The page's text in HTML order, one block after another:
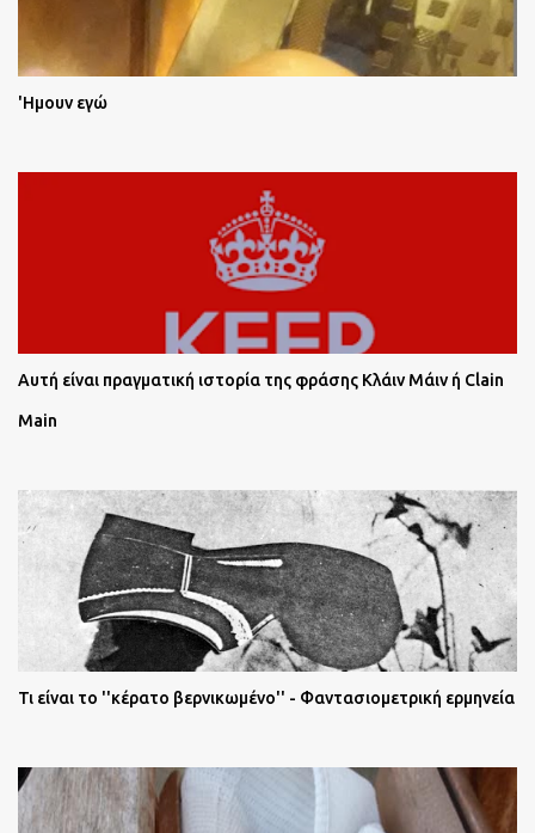
'Ημουν εγώ
Αυτή είναι πραγματική ιστορία της φράσης Κλάιν Μάιν ή Clain
Main
Τι είναι το ''κέρατο βερνικωμένο'' - Φαντασιομετρική ερμηνεία